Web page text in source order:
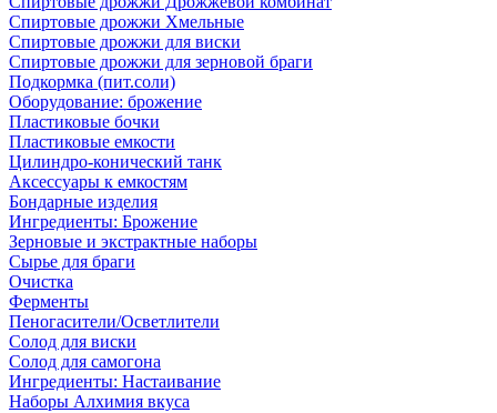
Спиртовые дрожжи Хмельные
Спиртовые дрожжи для виски
Спиртовые дрожжи для зерновой браги
Подкормка (пит.соли)
Оборудование: брожение
Пластиковые бочки
Пластиковые емкости
Цилиндро-конический танк
Аксессуары к емкостям
Бондарные изделия
Ингредиенты: Брожение
Зерновые и экстрактные наборы
Сырье для браги
Очистка
Ферменты
Пеногасители/Осветлители
Солод для виски
Солод для самогона
Ингредиенты: Настаивание
Наборы Алхимия вкуса